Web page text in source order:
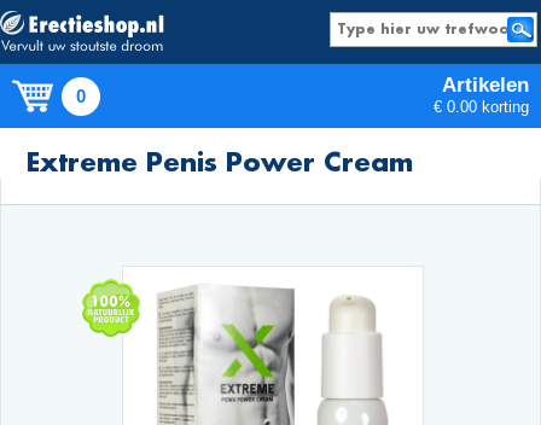
0 Artikelen
€ 0.00 korting
Producten
Extreme Penis Power Cream